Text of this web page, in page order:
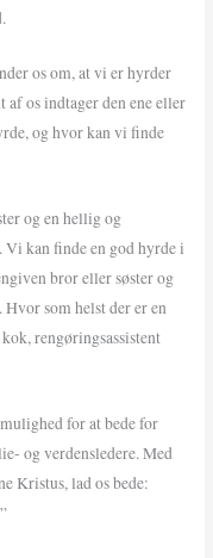
os om, at vi er hyrder
af os indtager den ene eller
og hvor kan vi finde
og en hellig og
kan finde en god hyrde i
bror eller søster og
som helst der er en
rengøringsassistent
for at bede for
og verdensledere. Med
Kristus, lad os bede: